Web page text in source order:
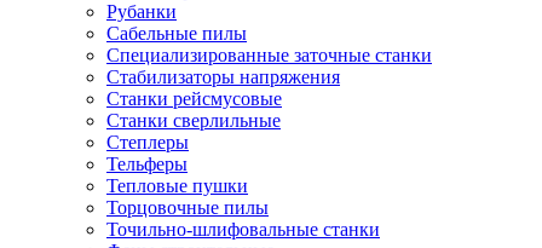
Рубанки
Сабельные пилы
Специализированные заточные станки
Стабилизаторы напряжения
Станки рейсмусовые
Станки сверлильные
Степлеры
Тельферы
Тепловые пушки
Торцовочные пилы
Точильно-шлифовальные станки